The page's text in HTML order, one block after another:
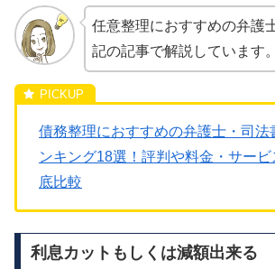
任意整理におすすめの弁護
記の記事で解説しています。
債務整理におすすめの弁護士・司法
ンキング18選！評判や料金・サー
底比較
利息カットもしくは減額出来る